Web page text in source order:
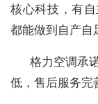
核心科技，有
都能做到自产自
格力空调承
低，售后服务完